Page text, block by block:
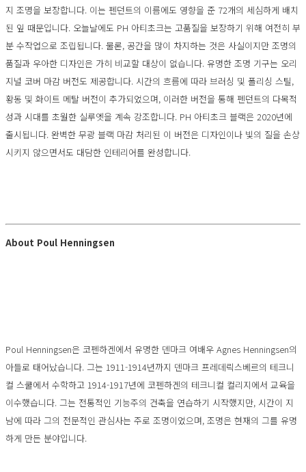
지 조명을 보장합니다. 이는 펜던트의 이름에도 영향을 준 72개의 세심하게 배치
된 잎 때문입니다. 오늘날에도 PH 아티초크는 고품질을 보장하기 위해 여전히 부
분 수작업으로 조립됩니다. 물론, 공간을 많이 차지하는 것은 사실이지만 조명의
품질과 우아한 디자인은 가히 비교할 대상이 없습니다. 유명한 조명 기구는 오리
지널 코버 마감 버전도 제공합니다. 시간의 흐름에 따라 브러싱 및 폴리싱 스틸,
황동 및 화이트 메탈 버전이 추가되었으며, 이러한 버전을 통해 펜던트의 다목적
성과 시대를 초월한 실루엣을 계속 강조합니다. PH 아티초크 블랙은 2020년에
출시됩니다. 완벽한 무광 블랙 마감 처리된 이 버전은 디자인이나 빛의 질을 손상
시키지 않으면서도 대담한 인테리어를 완성합니다.
About Poul Henningsen
Poul Henningsen은 코펜하겐에서 유명한 덴마크 여배우 Agnes Henningsen의
아들로 태어났습니다. 그는 1911-1914년까지 덴마크 프레데릭스베르의 테크니
컬 스쿨에서 수학하고 1914-1917년에 코펜하겐의 테크니컬 컬리지에서 교육을
이수했습니다. 그는 전통적인 기능주의 건축을 연습하기 시작했지만, 시간이 지
남에 따라 그의 전문적인 관심사는 주로 조명이었으며, 조명은 현재의 그를 유명
하게 만든 분야입니다.